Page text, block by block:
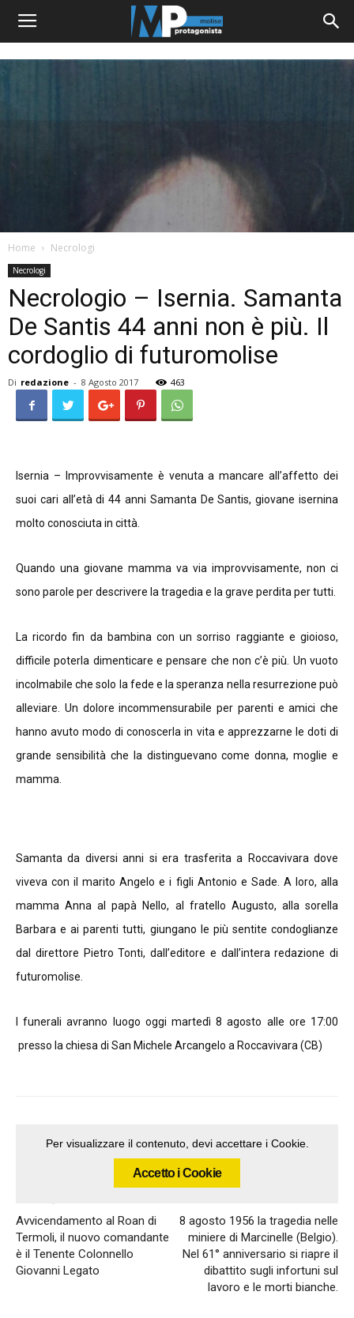
Home Necrologi
Necrologi
Necrologio – Isernia. Samanta
De Santis 44 anni non è più. Il
cordoglio di futuromolise
Di redazione - 8 Agosto 2017 463
Isernia – Improvvisamente è venuta a mancare all’affetto dei
suoi cari all’età di 44 anni Samanta De Santis, giovane isernina
molto conosciuta in città.
Quando una giovane mamma va via improvvisamente, non ci
sono parole per descrivere la tragedia e la grave perdita per tutti.
La ricordo fin da bambina con un sorriso raggiante e gioioso,
difficile poterla dimenticare e pensare che non c’è più. Un vuoto
incolmabile che solo la fede e la speranza nella resurrezione può
alleviare. Un dolore incommensurabile per parenti e amici che
hanno avuto modo di conoscerla in vita e apprezzarne le doti di
grande sensibilità che la distinguevano come donna, moglie e
mamma.
Samanta da diversi anni si era trasferita a Roccavivara dove
viveva con il marito Angelo e i figli Antonio e Sade. A loro, alla
mamma Anna al papà Nello, al fratello Augusto, alla sorella
Barbara e ai parenti tutti, giungano le più sentite condoglianze
dal direttore Pietro Tonti, dall’editore e dall’intera redazione di
futuromolise.
I funerali avranno luogo oggi martedì 8 agosto alle ore 17:00
presso la chiesa di San Michele Arcangelo a Roccavivara (CB)
Per visualizzare il contenuto, devi accettare i Cookie.
Accetto i Cookie
Avvicendamento al Roan di
Termoli, il nuovo comandante
è il Tenente Colonnello
Giovanni Legato
8 agosto 1956 la tragedia nelle
miniere di Marcinelle (Belgio).
Nel 61° anniversario si riapre il
dibattito sugli infortuni sul
lavoro e le morti bianche.